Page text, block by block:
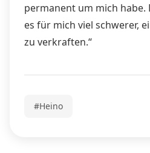
permanent um mich habe.
es für mich viel schwerer,
zu verkraften.“
#Heino